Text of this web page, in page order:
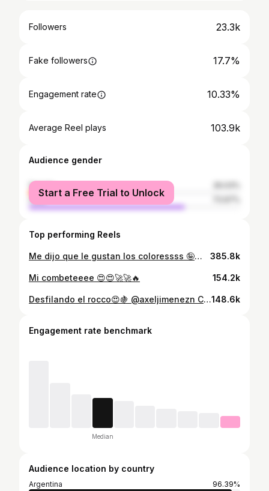
Followers 23.3k
Fake followers 17.7%
Engagement rate 10.33%
Average Reel plays 103.9k
Audience gender
female
male
Start a Free Trial to Unlock
Top performing Reels
Me dijo que le gustan los coloressss 🤪🤪 #vw #scirocco #volkswagen #elplotter 385.8k
Mi combeteeee 😍😍🚀🚀🔥 154.2k
Desfilando el rocco😍🍇 @axeljimenezn Creditos: @_jjr_junior_ Mi nueva pagina : @made_in_argentina__ Administrador: @eliasmorales_ph Mi pagina 4x4; @mafia_off_road_ . . . . . . . . . . . . . . . . . #golf #vwbora #bora #voyage #vags #bajito #chevroletcorsa #cors #alpiso #fija #saveirog4 #fiat147 #kombit1 #foxturbo #golgti #fierreros #bocho #golg7 #golg3fixa #jettamk4 #hondacivic #vwturbo #golg4 #uptsi #vwfox #goltrend #beetle #vwup #alcorte #golfmk4148.6k
Engagement rate benchmark
Median
Audience location by country
Argentina
96.39%